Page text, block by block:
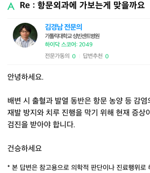
Re : 항문외과에 가보는게 맞을까요
김경남 전문의
가톨릭대학교 성빈센트병원
하이닥 스코어: 2049
전문가동의 0 답변추천 0
안녕하세요.
배변 시 출혈과 발열 동반은 항문 농양 등 감염
재발 방지와 치루 진행을 막기 위해 현재 증상
검진을 받아야 합니다.
건승하세요
* 본 답변은 참고용으로 의학적 판단이나 진료행위로